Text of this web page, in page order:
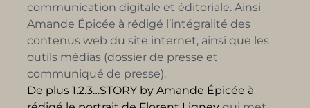
communication digitale et éditoriale. Ainsi
Amande Épicée à rédigé l’intégralité des
contenus web du site internet, ainsi que les
outils médias (dossier de presse et
communiqué de presse).
De plus 1.2.3…STORY by Amande Épicée à